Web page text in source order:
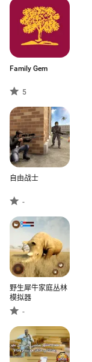
Family Gem
5
自由战士
-
野生犀牛家庭丛林
模拟器
-